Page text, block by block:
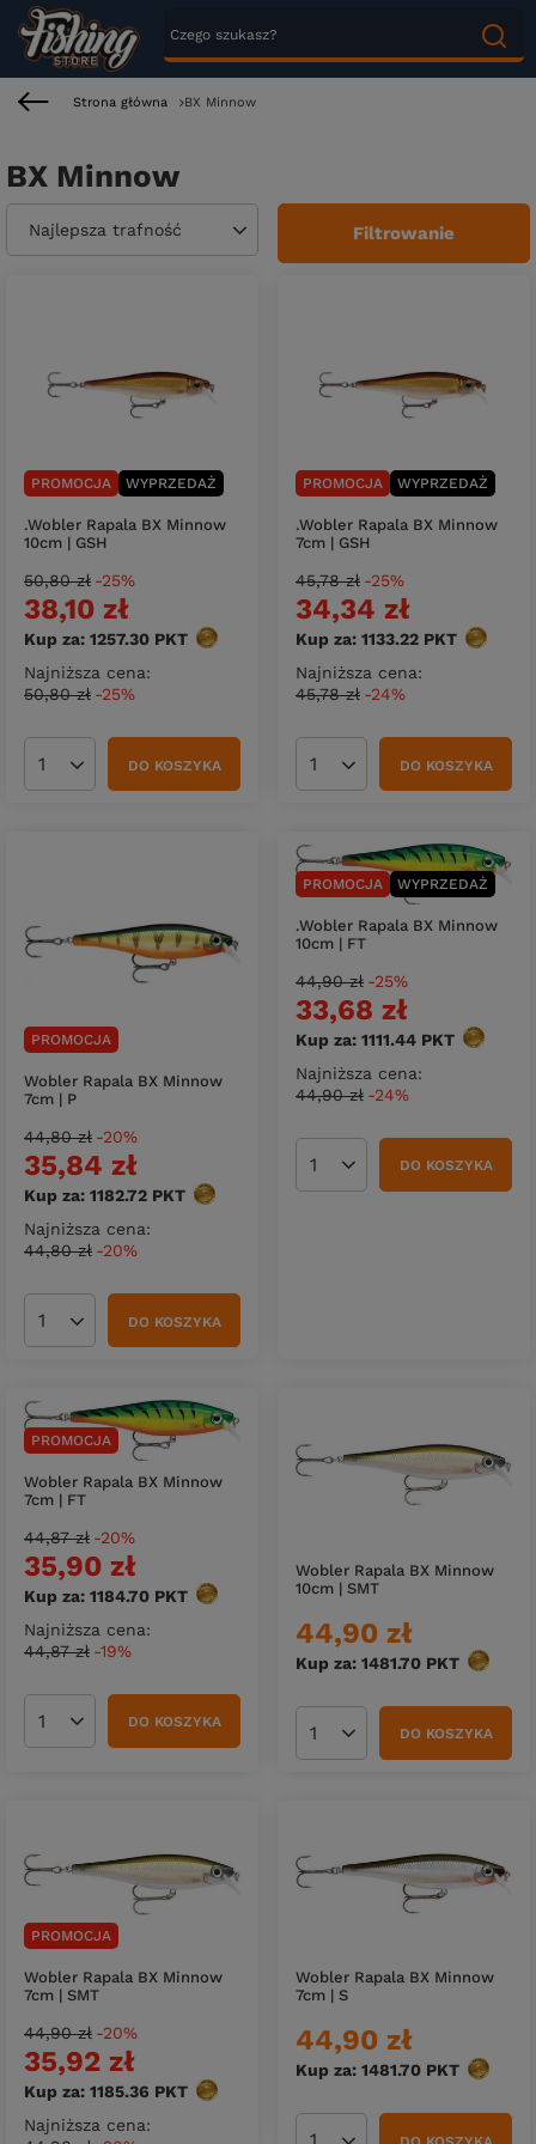
Strona główna BX Minnow
BX Minnow
Zmień sortowanie
Najlepsza trafność Filtrowanie
PROMOCJA WYPRZEDAŻ
.Wobler Rapala BX Minnow
10cm | GSH
38,10 zł
Kup za: 1257.30 PKT punktów
Najniższa cena:
50,80 zł -25%
50,80 zł -25%
Ilość produktówDO KOSZYKA
PROMOCJA WYPRZEDAŻ
.Wobler Rapala BX Minnow
7cm | GSH
34,34 zł
Kup za: 1133.22 PKT punktów
Najniższa cena:
45,78 zł -24%
45,78 zł -25%
Ilość produktówDO KOSZYKA
PROMOCJA
Wobler Rapala BX Minnow
7cm | P
35,84 zł
Kup za: 1182.72 PKT punktów
Najniższa cena:
44,80 zł -20%
44,80 zł -20%
Ilość produktówDO KOSZYKA
PROMOCJA WYPRZEDAŻ
.Wobler Rapala BX Minnow
10cm | FT
33,68 zł
Kup za: 1111.44 PKT punktów
Najniższa cena:
44,90 zł -24%
44,90 zł -25%
Ilość produktówDO KOSZYKA
PROMOCJA
Wobler Rapala BX Minnow
7cm | FT
35,90 zł
Kup za: 1184.70 PKT punktów
Najniższa cena:
44,87 zł -19%
44,87 zł -20%
Ilość produktówDO KOSZYKA
Wobler Rapala BX Minnow
10cm | SMT
44,90 zł
Kup za: 1481.70 PKT punktów
Ilość produktówDO KOSZYKA
PROMOCJA
Wobler Rapala BX Minnow
7cm | SMT
35,92 zł
Kup za: 1185.36 PKT punktów
Najniższa cena:
44,90 zł -20%
Wobler Rapala BX Minnow
7cm | S
44,90 zł
Kup za: 1481.70 PKT punktów